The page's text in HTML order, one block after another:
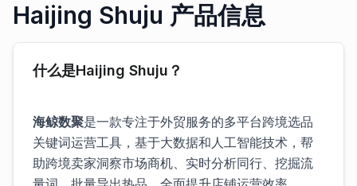
Haijing Shuju 产品信息
什么是Haijing Shuju？
海鲸数聚是一款专注于外贸服务的多平台跨境选品
关键词运营工具，基于大数据和人工智能技术，帮
助跨境卖家洞察市场商机、实时分析同行、挖掘流